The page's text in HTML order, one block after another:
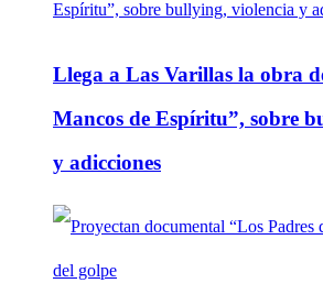
Llega a Las Varillas la obra
Mancos de Espíritu”, sobre
y adicciones